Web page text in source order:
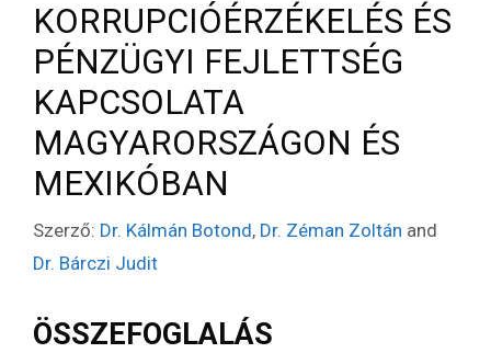
KORRUPCIÓÉRZÉKELÉS ÉS
PÉNZÜGYI FEJLETTSÉG
KAPCSOLATA
MAGYARORSZÁGON ÉS
MEXIKÓBAN
Szerző: Dr. Kálmán Botond, Dr. Zéman Zoltán and
Dr. Bárczi Judit
ÖSSZEFOGLALÁS